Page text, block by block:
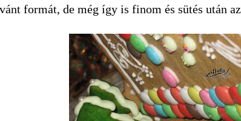
formát, de még így is finom és sütés után